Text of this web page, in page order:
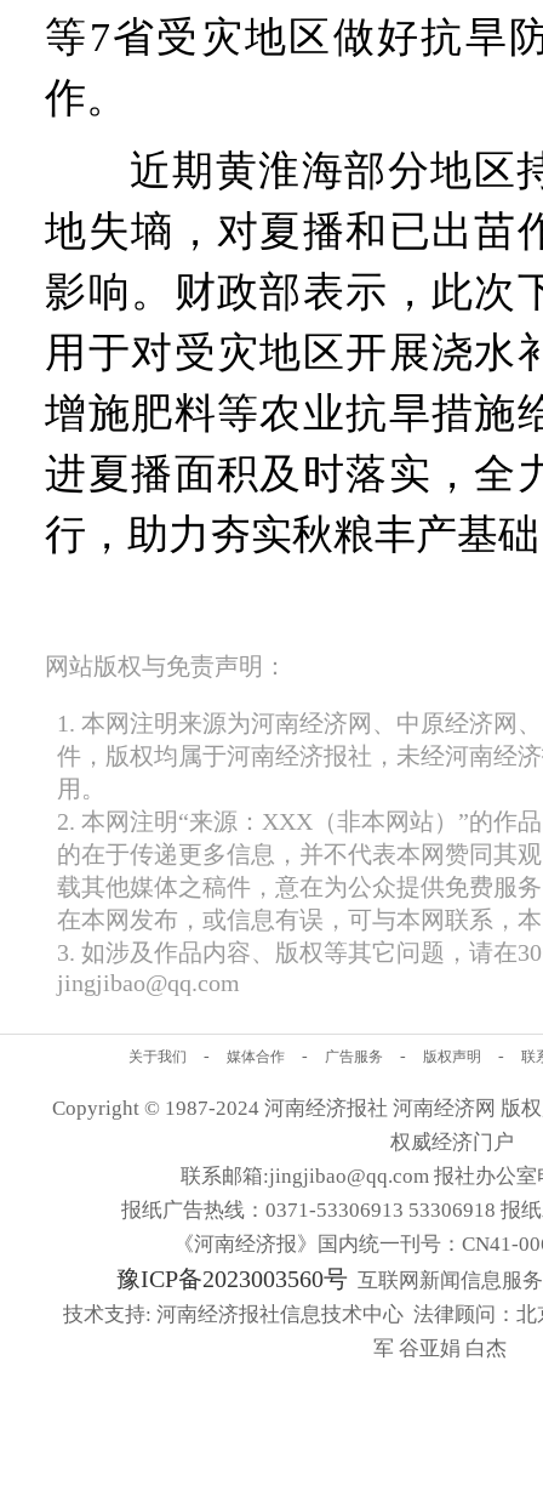
等7省受灾地区做好抗旱
作。
近期黄淮海部分地区
地失墒，对夏播和已出苗
影响。财政部表示，此次
用于对受灾地区开展浇水
增施肥料等农业抗旱措施
进夏播面积及时落实，全
行，助力夯实秋粮丰产基
网站版权与免责声明：
1. 本网注明来源为河南经济网、中原经济网
件，版权均属于河南经济报社，未经河南经
用。
2. 本网注明“来源：XXX（非本网站）”的作
的在于传递更多信息，并不代表本网赞同其
载其他媒体之稿件，意在为公众提供免费服
在本网发布，或信息有误，可与本网联系，
3. 如涉及作品内容、版权等其它问题，请在
jingjibao@qq.com
关于我们 - 媒体合作 - 广告服务 - 版权声明 - 联
Copyright © 1987-2024 河南经济报社 河南经济网 版
权威经济门户
联系邮箱:jingjibao@qq.com 报社办公
报纸广告热线：0371-53306913 53306918 报
《河南经济报》国内统一刊号：CN41-
豫ICP备2023003560号 互联网新闻信息服
技术支持: 河南经济报社信息技术中心 法律顾问：
军 谷亚娟 白杰